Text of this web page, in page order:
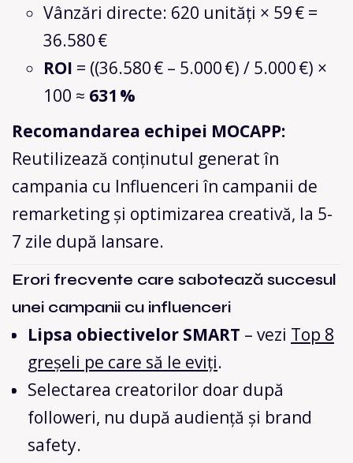
Vânzări directe: 620 unități × 59 € =
36.580 €
ROI = ((36.580 € – 5.000 €) / 5.000 €) ×
100 ≈ 631 %
Recomandarea echipei MOCAPP:
Reutilizează conținutul generat în
campania cu Influenceri în campanii de
remarketing și optimizarea creativă, la 5-
7 zile după lansare.
Erori frecvente care sabotează succesul
unei campanii cu influenceri
Lipsa obiectivelor SMART – vezi Top 8
greșeli pe care să le eviți.
Selectarea creatorilor doar după
followeri, nu după audiență și brand
safety.